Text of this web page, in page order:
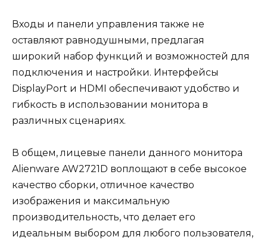
Входы и панели управления также не
оставляют равнодушными, предлагая
широкий набор функций и возможностей для
подключения и настройки. Интерфейсы
DisplayPort и HDMI обеспечивают удобство и
гибкость в использовании монитора в
различных сценариях.
В общем, лицевые панели данного монитора
Alienware AW2721D воплощают в себе высокое
качество сборки, отличное качество
изображения и максимальную
производительность, что делает его
идеальным выбором для любого пользователя,